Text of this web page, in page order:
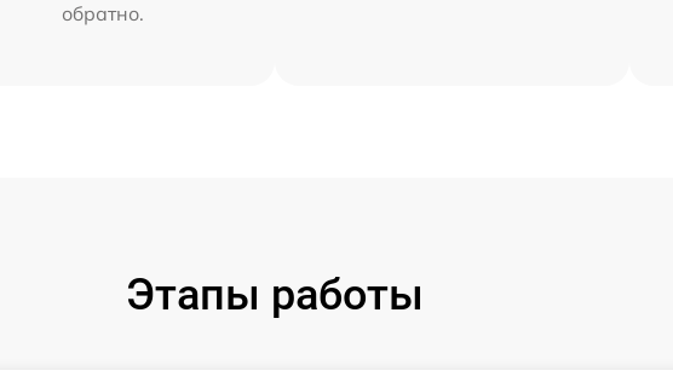
обратно.
Этапы работы